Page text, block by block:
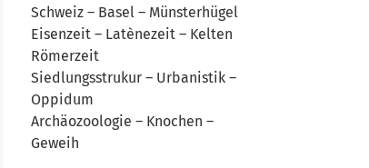
Schweiz – Basel – Münsterhügel
Eisenzeit – Latènezeit – Kelten
Römerzeit
Siedlungsstrukur – Urbanistik –
Oppidum
Archäozoologie – Knochen –
Geweih